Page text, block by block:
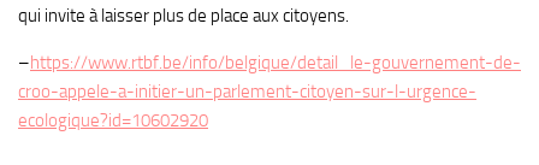
qui invite à laisser plus de place aux citoyens.
–https://www.rtbf.be/info/belgique/detail_le-gouvernement-de-
croo-appele-a-initier-un-parlement-citoyen-sur-l-urgence-
ecologique?id=10602920